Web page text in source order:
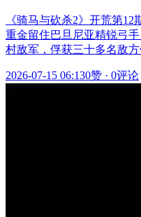
《骑马与砍杀2》开荒第
重金留住巴旦尼亚精锐弓
村敌军，俘获三十多名敌
2026-07-15 06:130赞 · 0评论